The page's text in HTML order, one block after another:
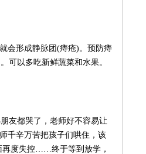
会形成静脉团(痔疮)。预防痔
可以多吃新鲜蔬菜和水果。
友都哭了，老师好不容易让
千辛万苦把孩子们哄住，该
再度失控……终于等到放学，